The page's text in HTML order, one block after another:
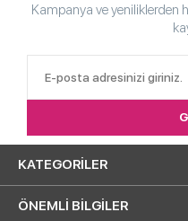
Kampanya ve yeniliklerden
KATEGORILER
ÖNEMLI BILGILER